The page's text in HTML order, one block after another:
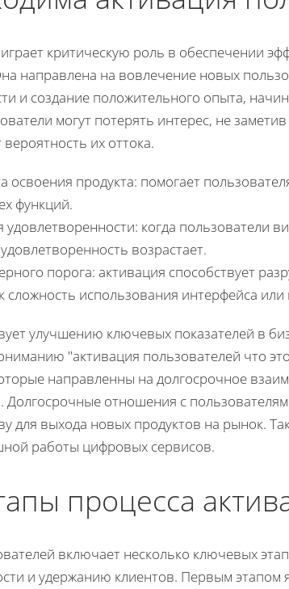
критическую роль в обеспечении
направлена на вовлечение новых
и создание положительного опыта,
могут потерять интерес, не
их оттока.
освоения продукта: помогает
функций.
когда пользователи
возрастает.
порога: активация способствует
сложность использования интерфейса
улучшению ключевых показателей в
"активация пользователей что
направленны на долгосрочное
Долгосрочные отношения с
для выхода новых продуктов на рынок.
работы цифровых сервисов.
процесса
включает несколько ключевых
и удержанию клиентов. Первым этапом